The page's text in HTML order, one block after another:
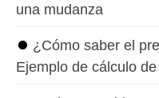
una mudanza
⏺ ¿Cómo saber el
Ejemplo de cálculo